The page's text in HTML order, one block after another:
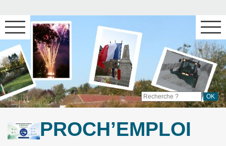
PROCH’EMPLOI